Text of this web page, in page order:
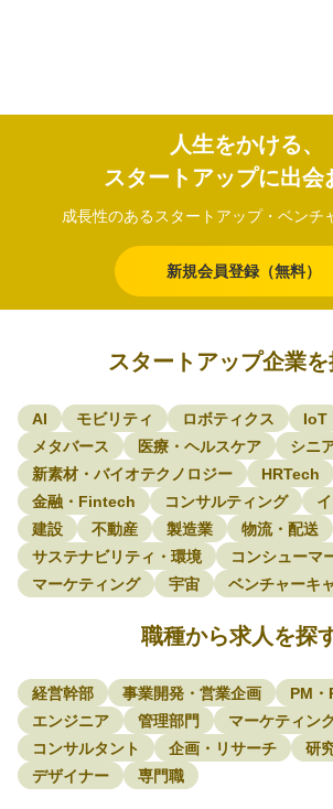
人生をかける、
スタートアップに出会
成長性のあるスタートアップ・ベンチ
新規会員登録（無料）
スタートアップ企業
AI モビリティ ロボティクス IoT
メタバース
医療・ヘルスケア
シニ
新素材・バイオテクノロジー
HRTech
金融・Fintech
コンサルティング
建設
不動産 製造業
物流・配送
サステナビリティ・環境
コンシューマ
マーケティング
宇宙 ベンチャーキ
職種から求人を探
経営幹部 事業開発・営業企画 PM・
エンジニア
管理部門
マーケティン
コンサルタント
企画・リサーチ
研
デザイナー
専門職